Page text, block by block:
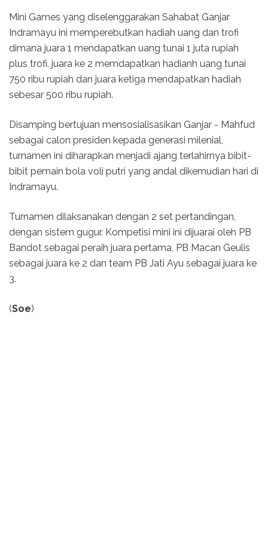
Mini Games yang diselenggarakan Sahabat Ganjar
Indramayu ini memperebutkan hadiah uang dan trofi
dimana juara 1 mendapatkan uang tunai 1 juta rupiah
plus trofi, juara ke 2 memdapatkan hadianh uang tunai
750 ribu rupiah dan juara ketiga mendapatkan hadiah
sebesar 500 ribu rupiah.
Disamping bertujuan mensosialisasikan Ganjar - Mahfud
sebagai calon presiden kepada generasi milenial,
turnamen ini diharapkan menjadi ajang terlahirnya bibit-
bibit pemain bola voli putri yang andal dikemudian hari di
Indramayu.
Turnamen dilaksanakan dengan 2 set pertandingan,
dengan sistem gugur. Kompetisi mini ini dijuarai oleh PB
Bandot sebagai peraih juara pertama, PB Macan Geulis
sebagai juara ke 2 dan team PB Jati Ayu sebagai juara ke
3.
(Soe)